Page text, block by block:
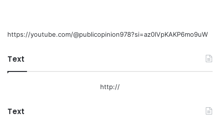
https://youtube.com/@publicopinion978?si=az0lVpKAKP6mo9uW
Text
http://
Text